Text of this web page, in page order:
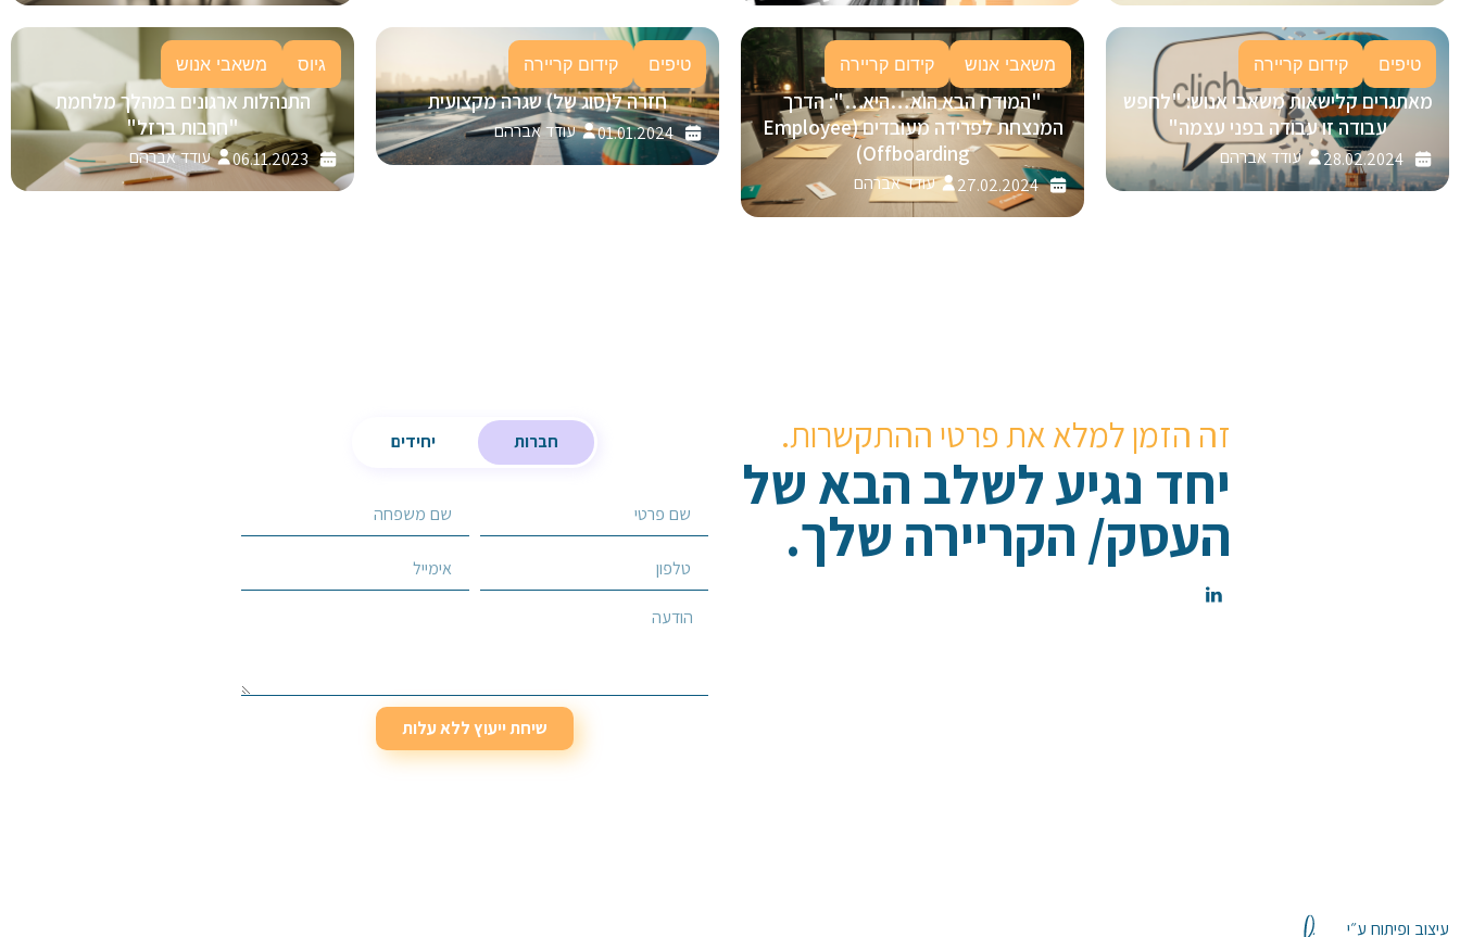
טיפים קידום קריירה
מאתגרים קלישאות משאבי אנוש: "לחפש
עבודה זו עבודה בפני עצמה"
28.02.2024 עודד אברהם
משאבי אנוש קידום קריירה
"המודח הבא הוא…היא…": הדרך
המנצחת לפרידה מעובדים (Employee
Offboarding)
27.02.2024 עודד אברהם
טיפים קידום קריירה
חזרה ל(סוג של) שגרה מקצועית
01.01.2024 עודד אברהם
גיוס משאבי אנוש
התנהלות ארגונים במהלך מלחמת
"חרבות ברזל"
06.11.2023 עודד אברהם
זה הזמן למלא את פרטי ההתקשרות.
יחד נגיע לשלב הבא של
העסק/ הקריירה שלך.
חברות יחידים
שיחת ייעוץ ללא עלות
בחר/י שירות מבוקש
עיצוב ופיתוח ע״י